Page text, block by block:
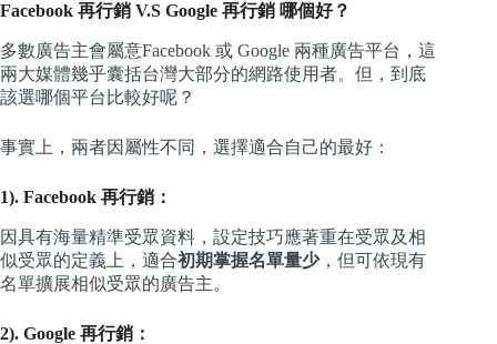
Facebook 再行銷 V.S Google 再行銷 哪個好？
多數廣告主會屬意Facebook 或 Google 兩種廣告平台，這
兩大媒體幾乎囊括台灣大部分的網路使用者。但，到底
該選哪個平台比較好呢？
事實上，兩者因屬性不同，選擇適合自己的最好：
1). Facebook 再行銷：
因具有海量精準受眾資料，設定技巧應著重在受眾及相
似受眾的定義上，適合初期掌握名單量少，但可依現有
名單擴展相似受眾的廣告主。
2). Google 再行銷：